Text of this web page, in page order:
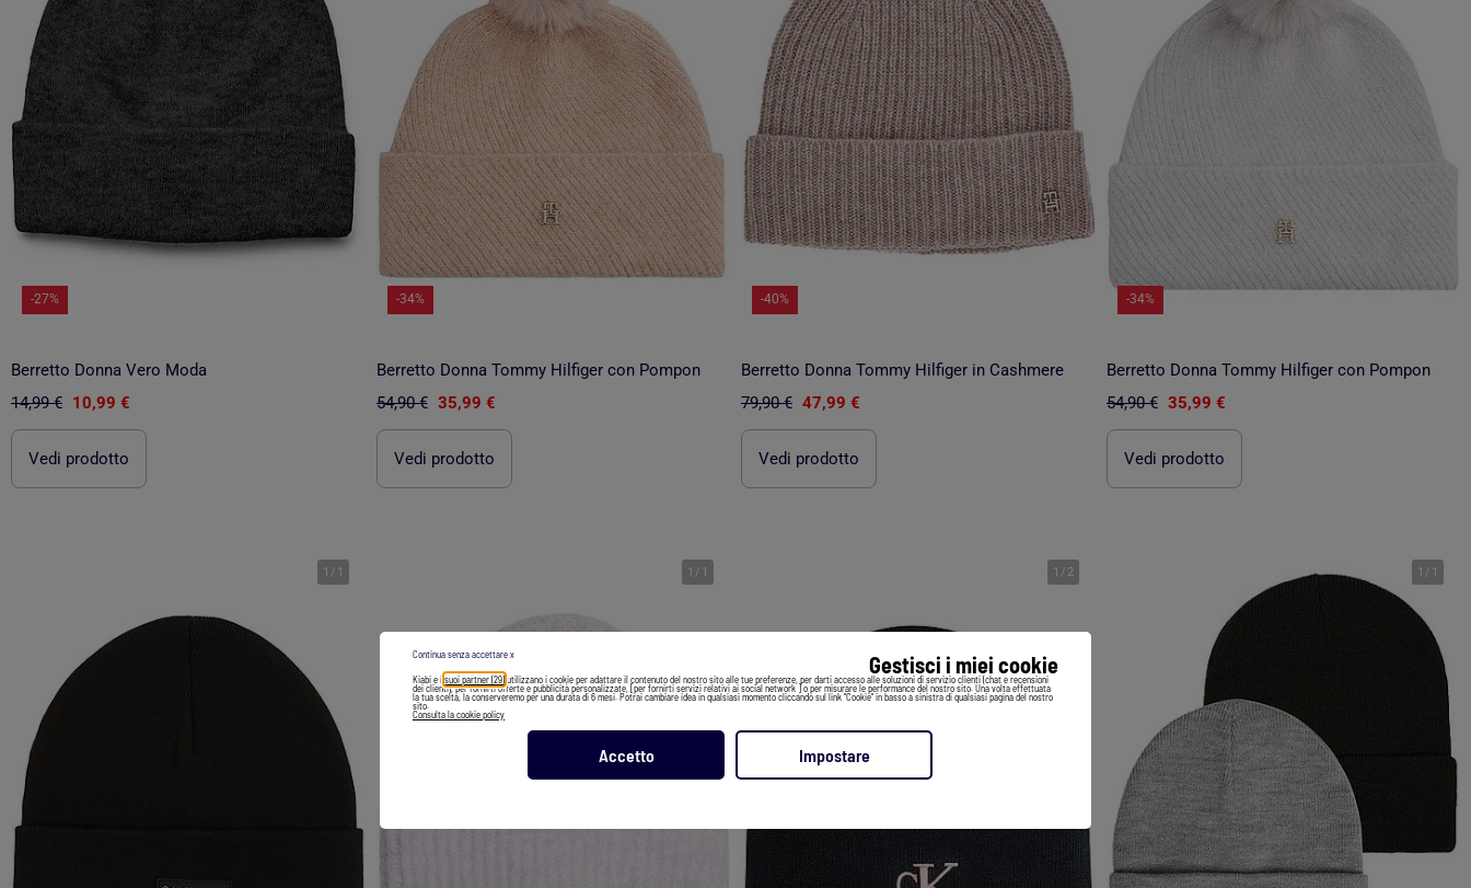
Gestisci i miei cookie
Kiabi e i suoi partner (29) utilizzano i cookie per adattare il contenuto del nostro sito alle tue preferenze, per darti accesso alle soluzioni di servizio clienti (chat e recensioni
dei clienti), per fornirti offerte e pubblicità personalizzate, [per fornirti servizi relativi ai social network ] o per misurare le performance del nostro sito. Una volta effettuata
la tua scelta, la conserveremo per una durata di 6 mesi. Potrai cambiare idea in qualsiasi momento cliccando sul link "Cookie" in basso a sinistra di qualsiasi pagina del nostro
sito.
Consulta la cookie policy
Accetto Impostare
Continua senza accettare x
-27%
Berretto Donna Vero Moda
14,99 € 10,99 €
Vedi prodotto
-34%
Berretto Donna Tommy Hilfiger con Pompon
54,90 € 35,99 €
Vedi prodotto
-40%
Berretto Donna Tommy Hilfiger in Cashmere
79,90 € 47,99 €
Vedi prodotto
-34%
Berretto Donna Tommy Hilfiger con Pompon
54,90 € 35,99 €
Vedi prodotto
1 / 1 1 / 1 1 / 2 1 / 1